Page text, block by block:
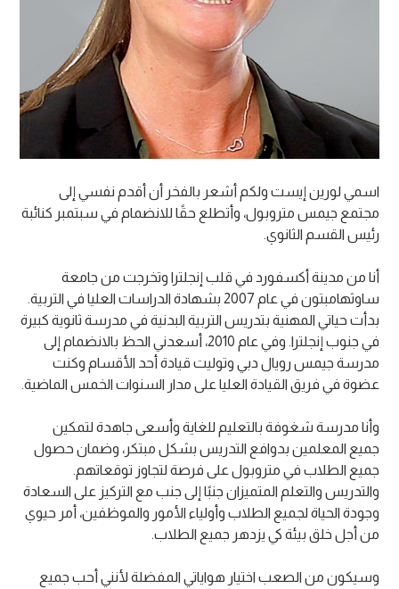
اسمي لورين إيست ولكم أشعر بالفخر أن أقدم نفسي إلى
مجتمع جيمس متروبول، وأتطلع حقًا للانضمام في سبتمبر كنائبة
رئيس القسم الثانوي.
أنا من مدينة أكسفورد في قلب إنجلترا وتخرجت من جامعة
ساوثهامبتون في عام 2007 بشهادة الدراسات العليا في التربية.
بدأت حياتي المهنية بتدريس التربية البدنية في مدرسة ثانوية كبيرة
في جنوب إنجلترا. وفي عام 2010، أسعدني الحظ بالانضمام إلى
مدرسة جيمس رويال دبي وتوليت قيادة أحد الأقسام وكنت
عضوة في فريق القيادة العليا على مدار السنوات الخمس الماضية.
وأنا مدرسة شغوفة بالتعليم للغاية وأسعى جاهدة لتمكين
جميع المعلمين بدوافع التدريس بشكل مبتكر، وضمان حصول
جميع الطلاب في متروبول على فرصة لتجاوز توقعاتهم.
والتدريس والتعلم المتميزان جنبًا إلى جنب مع التركيز على السعادة
وجودة الحياة لجميع الطلاب وأولياء الأمور والموظفين، أمر حيوي
من أجل خلق بيئة كي يزدهر جميع الطلاب.
وسيكون من الصعب اختيار هواياتي المفضلة لأنني أحب جميع